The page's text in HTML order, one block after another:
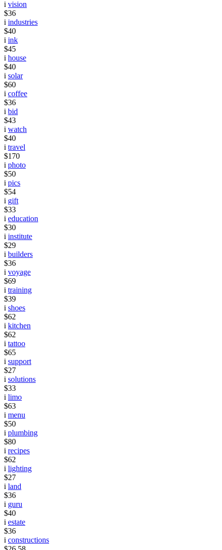
i vision
$36
i industries
$40
i ink
$45
i house
$40
i solar
$60
i coffee
$36
i bid
$43
i watch
$40
i travel
$170
i photo
$50
i pics
$54
i gift
$33
i education
$30
i institute
$29
i builders
$36
i voyage
$69
i training
$39
i shoes
$62
i kitchen
$62
i tattoo
$65
i support
$27
i solutions
$33
i limo
$63
i menu
$50
i plumbing
$80
i recipes
$62
i lighting
$27
i land
$36
i guru
$40
i estate
$36
i constructions